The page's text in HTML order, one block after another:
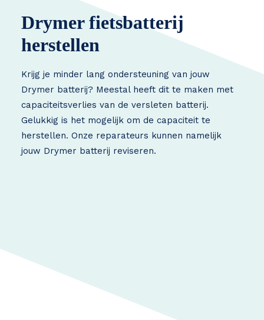
Drymer fietsbatterij
herstellen
Krijg je minder lang ondersteuning van jouw
Drymer batterij? Meestal heeft dit te maken met
capaciteitsverlies van de versleten batterij.
Gelukkig is het mogelijk om de capaciteit te
herstellen. Onze reparateurs kunnen namelijk
jouw Drymer batterij reviseren.